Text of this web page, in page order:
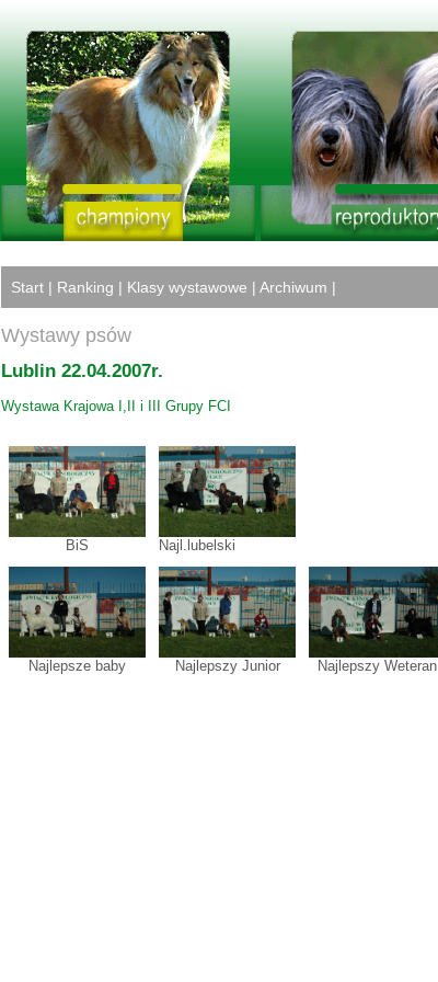
Start | Ranking | Klasy wystawowe | Archiwum |
Wystawy psów
Lublin 22.04.2007r.
Wystawa Krajowa I,II i III Grupy FCI
BiS Najl.lubelski
Najlepsze baby Najlepszy Junior Najlepszy Weteran